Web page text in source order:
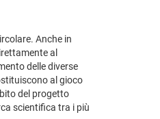
Anche in
al
delle diverse
al gioco
del progetto
scientifica tra i più